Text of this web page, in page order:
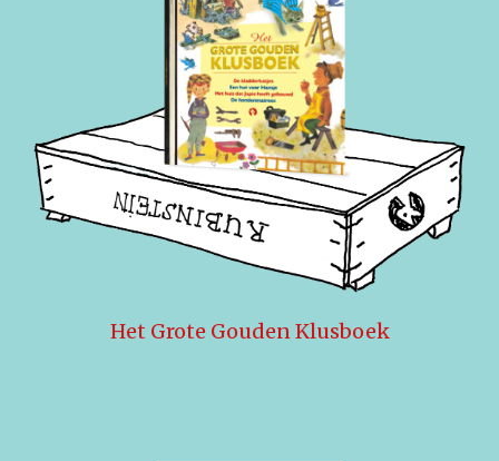
Het Grote Gouden Klusboek